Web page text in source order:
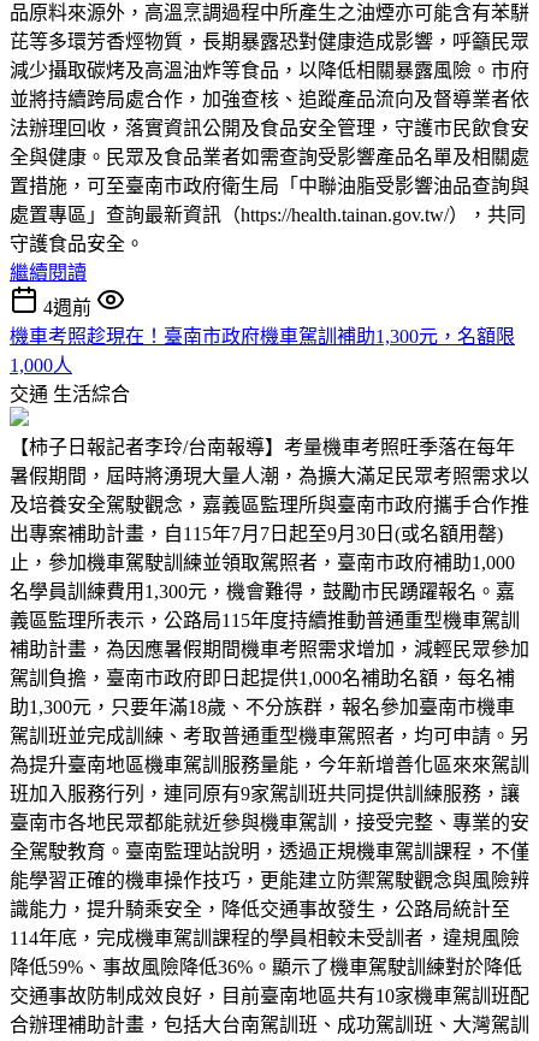
品原料來源外，高溫烹調過程中所產生之油煙亦可能含有苯駢
芘等多環芳香烴物質，長期暴露恐對健康造成影響，呼籲民眾
減少攝取碳烤及高溫油炸等食品，以降低相關暴露風險。市府
並將持續跨局處合作，加強查核、追蹤產品流向及督導業者依
法辦理回收，落實資訊公開及食品安全管理，守護市民飲食安
全與健康。民眾及食品業者如需查詢受影響產品名單及相關處
置措施，可至臺南市政府衛生局「中聯油脂受影響油品查詢與
處置專區」查詢最新資訊（https://health.tainan.gov.tw/），共同
守護食品安全。
繼續閱讀
4週前
機車考照趁現在！臺南市政府機車駕訓補助1,300元，名額限
1,000人
交通 生活綜合
【柿子日報記者李玲/台南報導】考量機車考照旺季落在每年
暑假期間，屆時將湧現大量人潮，為擴大滿足民眾考照需求以
及培養安全駕駛觀念，嘉義區監理所與臺南市政府攜手合作推
出專案補助計畫，自115年7月7日起至9月30日(或名額用罄)
止，參加機車駕駛訓練並領取駕照者，臺南市政府補助1,000
名學員訓練費用1,300元，機會難得，鼓勵市民踴躍報名。嘉
義區監理所表示，公路局115年度持續推動普通重型機車駕訓
補助計畫，為因應暑假期間機車考照需求增加，減輕民眾參加
駕訓負擔，臺南市政府即日起提供1,000名補助名額，每名補
助1,300元，只要年滿18歲、不分族群，報名參加臺南市機車
駕訓班並完成訓練、考取普通重型機車駕照者，均可申請。另
為提升臺南地區機車駕訓服務量能，今年新增善化區來來駕訓
班加入服務行列，連同原有9家駕訓班共同提供訓練服務，讓
臺南市各地民眾都能就近參與機車駕訓，接受完整、專業的安
全駕駛教育。臺南監理站說明，透過正規機車駕訓課程，不僅
能學習正確的機車操作技巧，更能建立防禦駕駛觀念與風險辨
識能力，提升騎乘安全，降低交通事故發生，公路局統計至
114年底，完成機車駕訓課程的學員相較未受訓者，違規風險
降低59%、事故風險降低36%。顯示了機車駕駛訓練對於降低
交通事故防制成效良好，目前臺南地區共有10家機車駕訓班配
合辦理補助計畫，包括大台南駕訓班、成功駕訓班、大灣駕訓